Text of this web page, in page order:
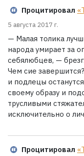
Процитировал
5 августа 2017 г.
— Малая толика
народа умирает за
себялюбцев, —
Чем сие
и подлецы
своему образу и
трусливыми
исключительно о
Процитировал